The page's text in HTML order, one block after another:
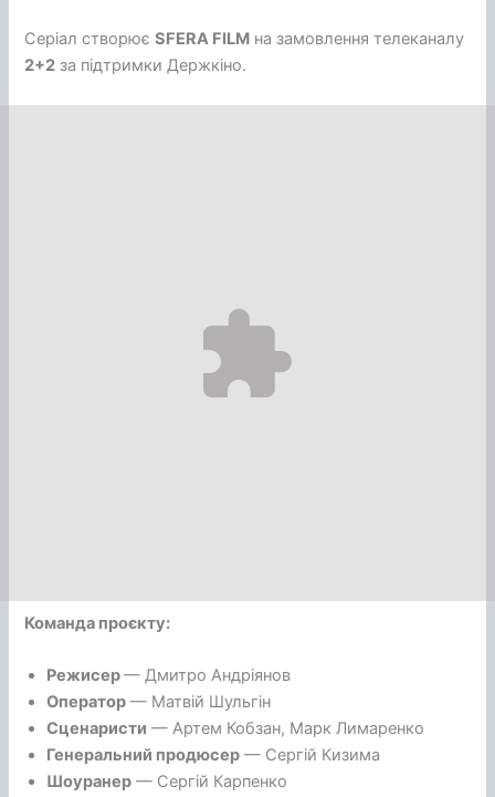
Серіал створюєSFERA FILM на замовлення телеканалу
2+2 за підтримки Держкіно.
Команда проєкту:
Режисер— Дмитро Андріянов
Оператор — Матвій Шульгін
Сценаристи — Артем Кобзан, Марк Лимаренко
Генеральний продюсер — Сергій Кизима
Шоуранер — Сергій Карпенко